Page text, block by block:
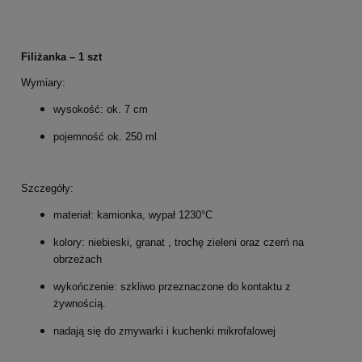
Filiżanka – 1 szt
Wymiary:
wysokość: ok. 7 cm
pojemność ok. 250 ml
Szczegóły:
materiał: kamionka, wypał 1230°C
kolory: niebieski, granat , trochę zieleni oraz czerń na
obrzeżach
wykończenie: szkliwo przeznaczone do kontaktu z
żywnością.
nadają się do zmywarki i kuchenki mikrofalowej